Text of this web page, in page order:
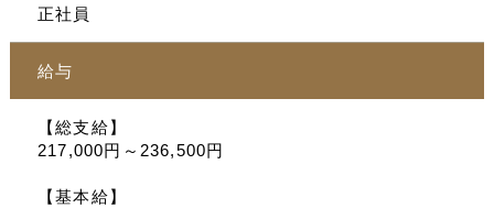
正社員
給与
【総支給】
217,000円～236,500円
【基本給】